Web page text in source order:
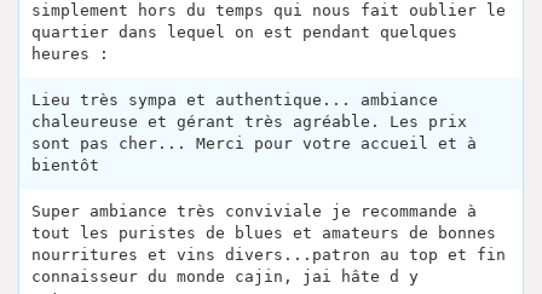
simplement hors du temps qui nous fait oublier le
quartier dans lequel on est pendant quelques
heures :
Lieu très sympa et authentique... ambiance
chaleureuse et gérant très agréable. Les prix
sont pas cher... Merci pour votre accueil et à
bientôt
Super ambiance très conviviale je recommande à
tout les puristes de blues et amateurs de bonnes
nourritures et vins divers...patron au top et fin
connaisseur du monde cajin, jai hâte d y